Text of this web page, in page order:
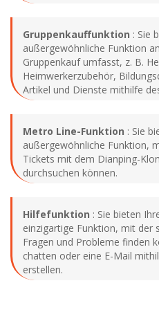
Gruppenkauffunktion : Sie
außergewöhnliche Funktion
Gruppenkauf umfasst, z. B.
Heimwerkerzubehör,
Artikel und Dienste mithilfe
Metro Line-Funktion : Sie
außergewöhnliche Funktion,
Tickets mit dem Dianping-
durchsuchen können.
Hilfefunktion : Sie bieten
einzigartige Funktion, mit der
Fragen und Probleme finden
chatten oder eine E-Mail
erstellen.